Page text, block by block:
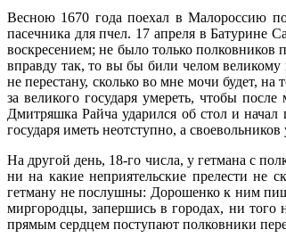
Весною 1670 года поехал в Малороссию
пасечника для пчел. 17 апреля в Батурине
воскресением; не было только
вправду так, то вы бы били челом великому
не перестану, сколько во мне мочи будет,
за великого государя умереть, чтобы
Дмитряшка Райча ударился об стол и начал
государя иметь неотступно, а
На другой день, 18-го числа, у гетмана с
ни на какие неприятельские прелести не
гетману не послушны: Дорошенко к ним
миргородцы, запершись в городах, ни
прямым сердцем поступают полковники